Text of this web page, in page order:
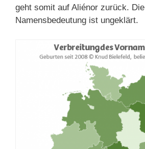
geht somit auf Aliénor zurück. Die
Namensbedeutung ist ungeklärt.